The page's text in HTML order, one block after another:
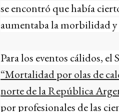
se encontró que había
aumentaba la morbilidad
Para los eventos cálidos, el
“Mortalidad por olas de
norte de la República
por profesionales de las